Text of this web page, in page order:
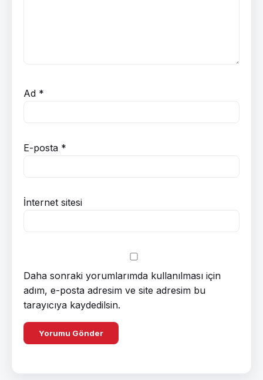
Ad *
E-posta *
İnternet sitesi
Daha sonraki yorumlarımda kullanılması için
adım, e-posta adresim ve site adresim bu
tarayıcıya kaydedilsin.